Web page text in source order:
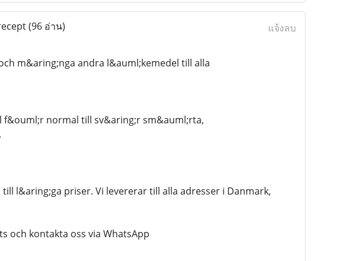
(96 อ่าน) แจ้งลบ
m&aring;nga andra l&auml;kemedel till alla
f&ouml;r normal till sv&aring;r sm&auml;rta,
l&aring;ga priser. Vi levererar till alla adresser i Danmark,
och kontakta oss via WhatsApp